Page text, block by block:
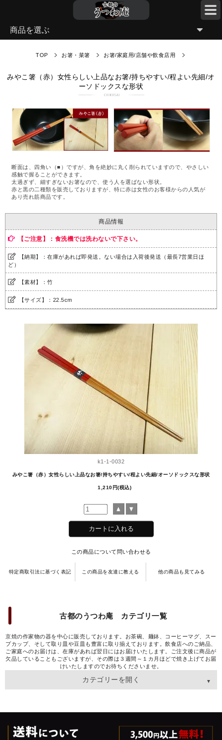
商品を選ぶ
TOP お箸・菜箸 お箸/家庭用/店舗や飲食店用
みやこ箸（赤）女性らしい上品なお箸/持ちやすい/程よい先細/オ
ーソドックスな形状
断面は、四角い（■）ですが、角を絶妙に丸く削られていますので、やさしい
感触で握ることができます。
太過ぎず、細すぎないお箸なので、使う人を選ばない形状。
赤と黒の二種類を販売しておりますが、特に赤は女性のお客様からの人気が
あり売れ筋商品です。
商品情報
【ご注意】：食洗機では洗わないで下さい。
【納期】：在庫があれば即発送。ない場合は入荷後発送（最長7営業日ほ
ど）
【素材】：竹
【サイズ】：22.5cm
k1-1-0032
みやこ箸（赤）女性らしい上品なお箸/持ちやすい/程よい先細/オーソドックスな形状
1,210円(税込)
この商品について問い合わせる
特定商取引法に基づく表記 この商品を友達に教える 他の商品も見てみる
古都のうつわ庵 カテゴリ一覧
京焼の作家物の器を中心に販売しております。お茶碗、麺鉢、コーヒーマグ、スー
プカップ、そして取り皿や豆皿も豊富に取り揃えております。飲食店へのご納品、
ご家庭へのお届けは、在庫があれば翌日にはお届けいたします。ご注文後に商品が
欠品していることもございますが、その際は３週間～１カ月ほどで焼き上げてお届
けいたしますのでお待ちくださいませ。
カテゴリーを開く